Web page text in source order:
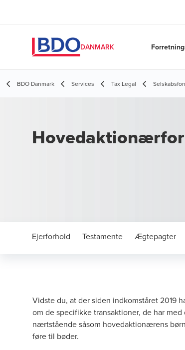
DANMARK
BDO Danmark Services Tax Legal
Ejerforhold Testamente Ægtepagter
Vidste du, at der siden indkomståret 2019
om de specifikke transaktioner, de har
nærtstående såsom hovedaktionærens
føre til bøder.